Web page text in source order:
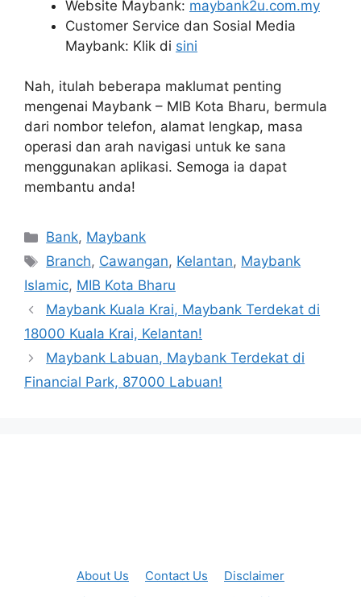
Website Maybank: maybank2u.com.my
Customer Service dan Sosial Media
Maybank: Klik di sini
Nah, itulah beberapa maklumat penting
mengenai Maybank – MIB Kota Bharu, bermula
dari nombor telefon, alamat lengkap, masa
operasi dan arah navigasi untuk ke sana
menggunakan aplikasi. Semoga ia dapat
membantu anda!
Categories
Bank, Maybank
Tags
Branch, Cawangan, Kelantan, Maybank
Islamic, MIB Kota Bharu
Maybank Kuala Krai, Maybank Terdekat di
18000 Kuala Krai, Kelantan!
Maybank Labuan, Maybank Terdekat di
Financial Park, 87000 Labuan!
About Us Contact Us
Disclaimer